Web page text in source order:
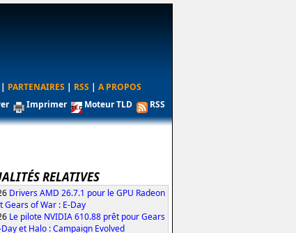
| PARTENAIRES | RSS | A PROPOS
Imprimer Moteur TLD RSS
RELATIVES
Drivers AMD 26.7.1 pour le GPU Radeon
Gears of War : E-Day
Le pilote NVIDIA 610.88 prêt pour Gears
et Halo : Campaign Evolved